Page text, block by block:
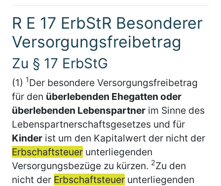
R E 17 ErbStR Besonderer
Versorgungsfreibetrag
Zu § 17 ErbStG
(1) 1Der besondere Versorgungsfreibetrag
für den überlebenden Ehegatten oder
überlebenden Lebenspartner im Sinne des
Lebenspartnerschaftsgesetzes und für
Kinder ist um den Kapitalwert der nicht der
Erbschaftsteuer unterliegenden
Versorgungsbezüge zu kürzen. 2Zu den
nicht der Erbschaftsteuer unterliegenden